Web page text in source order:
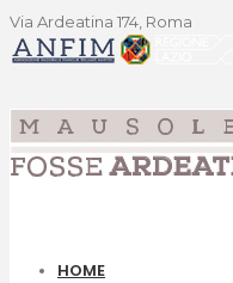
Via Ardeatina 174, Roma
HOME